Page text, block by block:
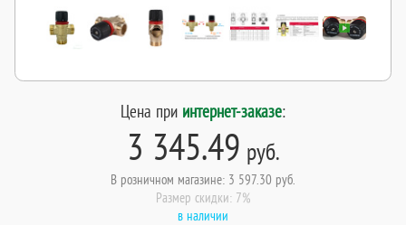
Цена при интернет-заказе:
3 345.49 руб.
В розничном магазине: 3 597.30 руб.
Размер скидки: 7%
в наличии